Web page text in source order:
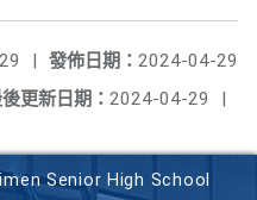
發佈日期： 2024-04-29
|
更新日期： 2024-04-29 |
Senior High School